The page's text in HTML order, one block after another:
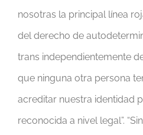
nosotras la principal línea
del derecho de
trans independientemente
que ninguna otra persona
acreditar nuestra identidad
reconocida a nivel legal”.